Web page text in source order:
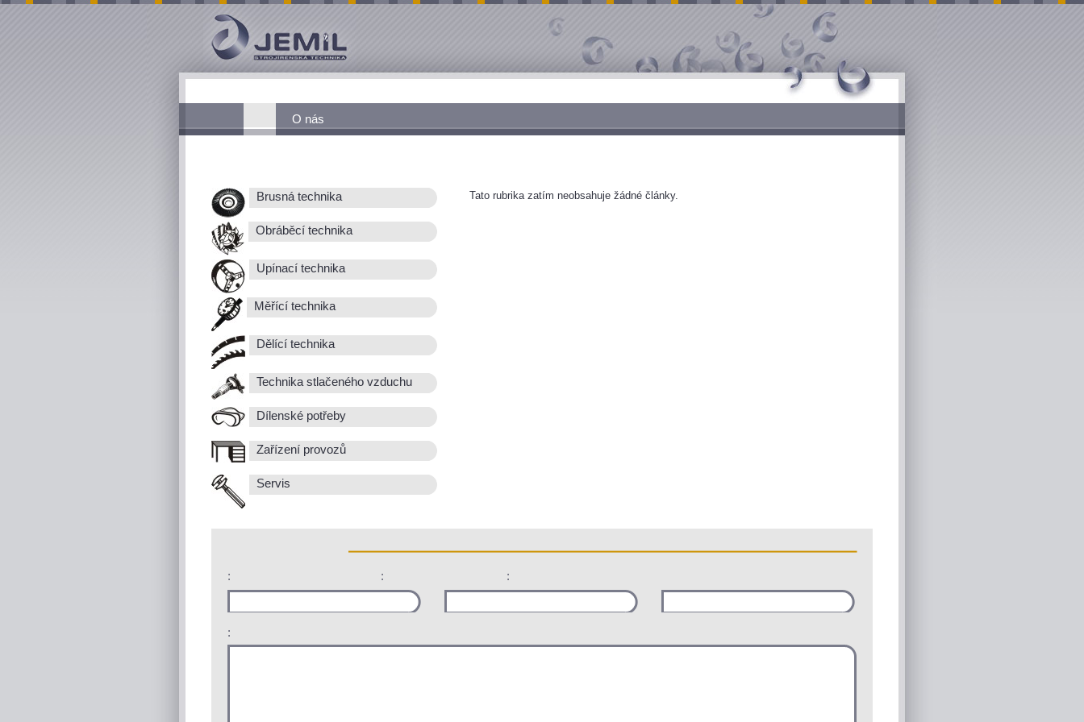
O nás
Brusná technika
Obráběcí technika
Upínací technika
Měřící technika
Dělící technika
Technika stlačeného vzduchu
Dílenské potřeby
Zařízení provozů
Servis
Tato rubrika zatím neobsahuje žádné články.
: : :
: